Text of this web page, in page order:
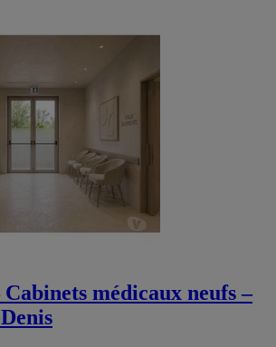
médicaux neufs –